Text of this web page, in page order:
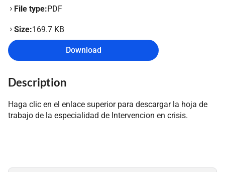
File type:PDF
Size:169.7 KB
Download
Description
Haga clic en el enlace superior para descargar la hoja de
trabajo de la especialidad de Intervencion en crisis.